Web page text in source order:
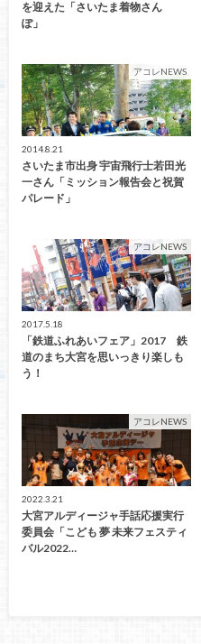
を迎えた「さいたま着物さん
ぽ」
アコレNEWS
2014.8.21
さいたま市出身 宇宙飛行士若田光
一さん「ミッション報告会と祝賀
パレード」
アコレNEWS
2017.5.18
「鉄道ふれあいフェア」2017 鉄
道のまち大宮を思いっきり楽しも
う！
アコレNEWS
2022.3.21
大宮アルディージャ手話応援実行
委員会「こども 夢 未来フェスティ
バル2022…